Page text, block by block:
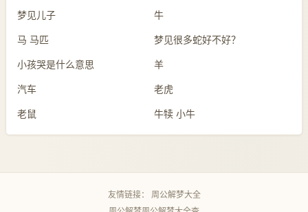
梦见儿子 牛
马 马匹 梦见很多蛇好不好？
小孩哭是什么意思 羊
汽车 老虎
老鼠 牛犊 小牛
友情链接：
周公解梦大全